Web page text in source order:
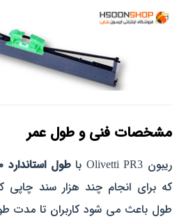
مشخصات فنی و طول عمر
ریبون Olivetti PR3 با طول استاندارد ۳۰ متر
که برای انجام چند هزار سند چاپی
طول باعث می‌ شود کاربران تا مدت